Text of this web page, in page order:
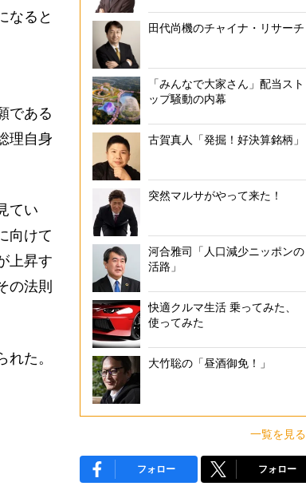
なると
である
理自身
てい
向けて
上昇す
の法則
た。
田代尚機のチャイナ・リサーチ
「みんなで大家さん」配当スト
ップ騒動の内幕
古賀真人「発掘！好決算銘柄」
突然マルサがやって来た！
河合雅司「人口減少ニッポンの
活路」
快適クルマ生活 乗ってみた、
使ってみた
大竹聡の「昼酒御免！」
一覧を見る
フォロー フォロー